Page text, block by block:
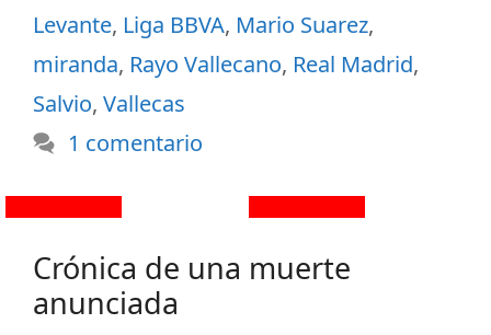
Levante, Liga BBVA, Mario Suarez,
miranda, Rayo Vallecano, Real Madrid,
Salvio, Vallecas
1 comentario
Crónica de una muerte
anunciada